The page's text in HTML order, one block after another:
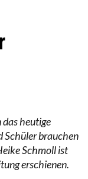
heutige
Schüler brauchen
Schmoll ist
erschienen.